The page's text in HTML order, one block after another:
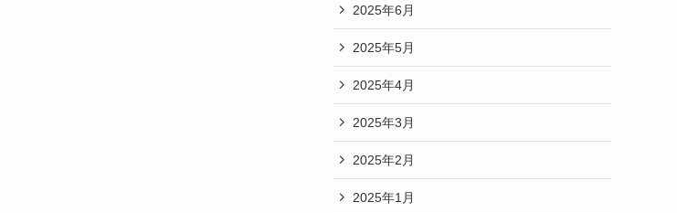
2025年6月
2025年5月
2025年4月
2025年3月
2025年2月
2025年1月